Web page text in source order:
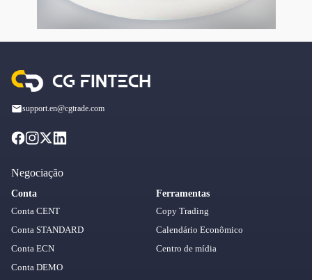
support.en@cgtrade.com
Negociação
Conta
Conta CENT
Conta STANDARD
Conta ECN
Conta DEMO
Ferramentas
Copy Trading
Calendário Econômico
Centro de mídia